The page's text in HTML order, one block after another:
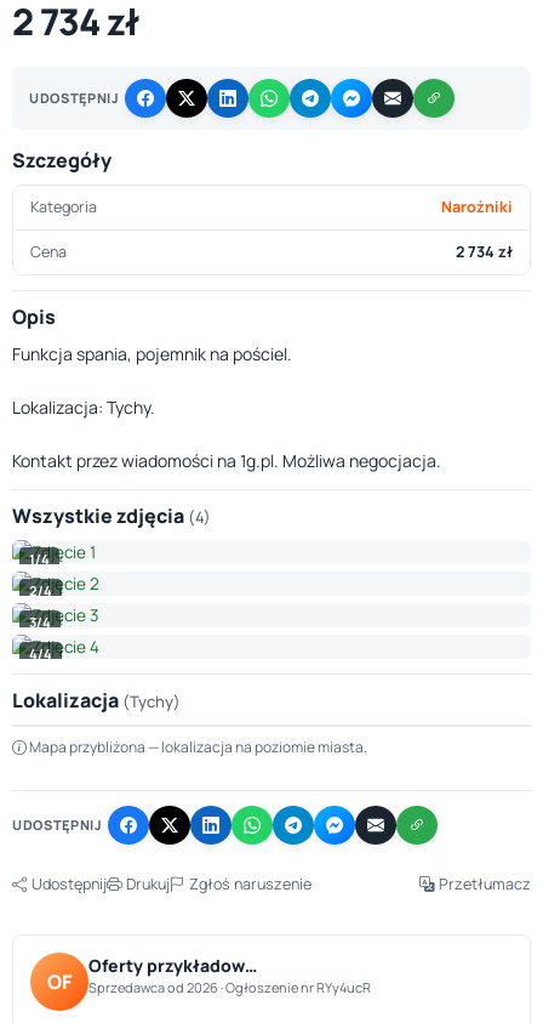
2 734 zł
UDOSTĘPNIJ
Szczegóły
Kategoria Narożniki
Cena 2 734 zł
Opis
Funkcja spania, pojemnik na pościel.
Lokalizacja: Tychy.
Kontakt przez wiadomości na 1g.pl. Możliwa negocjacja.
Wszystkie zdjęcia (4)
1/4
2/4
3/4
4/4
Lokalizacja (Tychy)
+
−
Mapa przybliżona — lokalizacja na poziomie miasta.
UDOSTĘPNIJ
Udostępnij Drukuj Zgłoś naruszenie Przetłumacz
OF
Oferty przykładow…
Sprzedawca od 2026 · Ogłoszenie nr RYy4ucR